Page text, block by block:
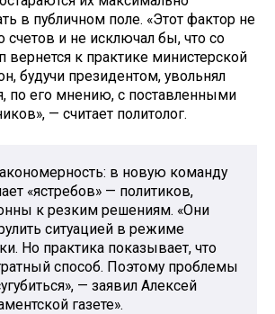
в публичном поле. «Этот фактор не
счетов и не исключал бы, что со
к практике министерской
будучи президентом, увольнял
по его мнению, с поставленными
— считает политолог.
в новую команду
«ястребов» — политиков,
к резким решениям. «Они
ситуацией в режиме
Но практика показывает, что
способ. Поэтому проблемы
— заявил Алексей
газете».